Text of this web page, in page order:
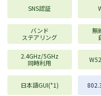
SNS認証
バンド
ステアリング
無
2.4GHz/5GHz
同時利用
日本語GUI(*1)